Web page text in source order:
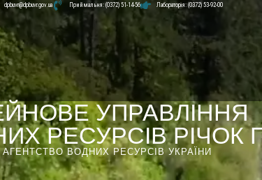
Лабораторія: (0372) 53-92-00
dpbuvr@dpbuvr.gov.ua Приймальня: (0372) 51-14-56
УПРАВЛІННЯ
РЕСУРСІВ РІЧОК
ВОДНИХ РЕСУРСІВ УКРАЇНИ